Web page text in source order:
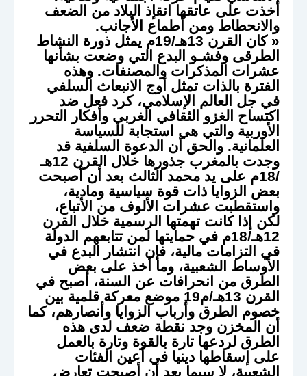
أخذت على عاتقها انقإذ البلاد من الضعف
والانحطاط ومن أطماع الأجانب.
« كان القرن 13هـ/19م يمثل ذورة النشاط
الطرقى وفشـو البدع التي وضعت بشأنها
عشرات المذكرات والمصنفات. وهذه
الفترة بالذات تمثل أوج الانبعاث السلفي
في جل العالم الإسلامي، كرد فعل ضد
اكتساح الغزو الثقافي الغربي وأفكار التحرر
الأوربية والتي هي استجابة للسياسة
العلمانية. والحق أن الدعوة السلفية قد
وجدت بالمغرب جذورها خلال القرن 12هـ
/18م على يد محمد الثالث بعد أن أصبحت
بعض الزوايا ذات قوة سياسية ومادية،
واستقطبت عشرات الألوف من الأتباع،
لكن إذا كانت تهمتها الرسمية خلال القرن
12هـ/18م في حمايتها لمن تتابعهم الدولة
في التزامات مالية، فإن انتشار البدع في
الأوساط الشعبية، وما أخذ على بعض
الطرق من انحرافات عن السنة، أصبح في
القرن 13هـ/م19 موضع معركة قلمية بين
خصوم الطرق وأرباب الزوايا وأنصارهم، كما
أن المخزن وجد نقطة ضعف لدى هذه
الطرق لردعها تارة بالقوة وتارة بالعمل
على إسقاطها دينيا في أعين الفئات
الشعبية، لا سيما بعد أن أصبحت تعارض